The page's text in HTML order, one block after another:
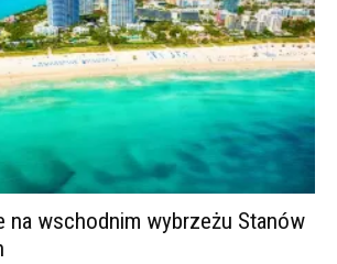
na wschodnim wybrzeżu Stanów